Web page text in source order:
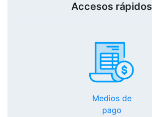
Accesos rápidos
Medios de
pago